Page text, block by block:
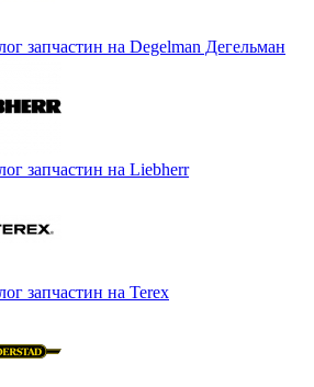
запчастин на Degelman Дегельман
запчастин на Liebherr
запчастин на Terex